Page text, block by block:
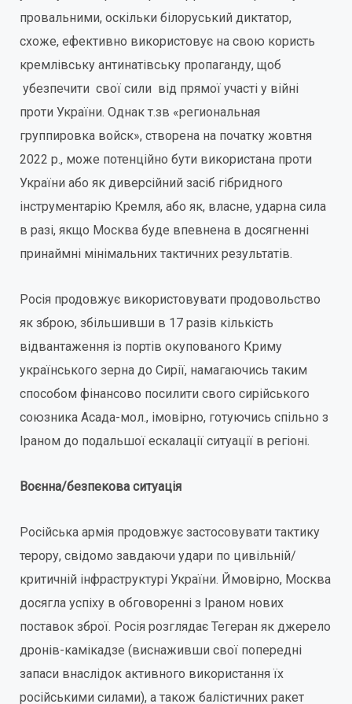
провальними, оскільки білоруський диктатор,
схоже, ефективно використовує на свою користь
кремлівську антинатівську пропаганду, щоб
убезпечити свої сили від прямої участі у війні
проти України. Однак т.зв «региональная
группировка войск», створена на початку жовтня
2022 р., може потенційно бути використана проти
України або як диверсійний засіб гібридного
інструментарію Кремля, або як, власне, ударна сила
в разі, якщо Москва буде впевнена в досягненні
принаймні мінімальних тактичних результатів.
Росія продовжує використовувати продовольство
як зброю, збільшивши в 17 разів кількість
відвантаження із портів окупованого Криму
українського зерна до Сирії, намагаючись таким
способом фінансово посилити свого сирійського
союзника Асада-мол., імовірно, готуючись спільно з
Іраном до подальшої ескалації ситуації в регіоні.
Воєнна/безпекова ситуація
Російська армія продовжує застосовувати тактику
терору, свідомо завдаючи удари по цивільній/
критичній інфраструктурі України. Ймовірно, Москва
досягла успіху в обговоренні з Іраном нових
поставок зброї. Росія розглядає Тегеран як джерело
дронів-камікадзе (виснаживши свої попередні
запаси внаслідок активного використання їх
російськими силами), а також балістичних ракет